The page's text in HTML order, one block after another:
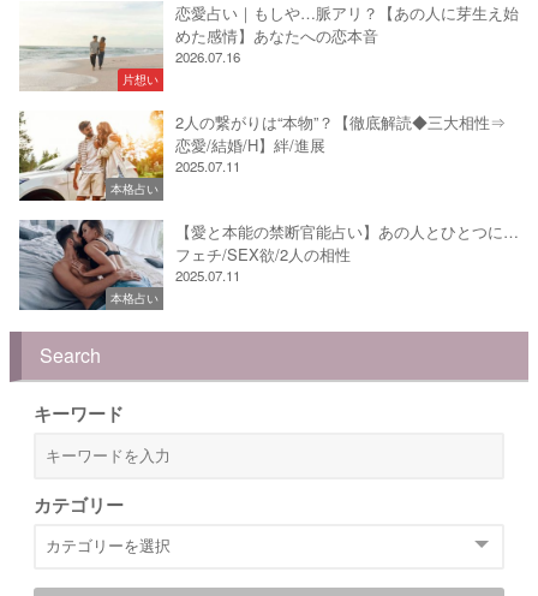
片想い
恋愛占い｜もしや…脈アリ？【あの人に芽生え始
めた感情】あなたへの恋本音
2026.07.16
本格占い
2人の繋がりは“本物”？【徹底解読◆三大相性⇒
恋愛/結婚/H】絆/進展
2025.07.11
本格占い
【愛と本能の禁断官能占い】あの人とひとつに…
フェチ/SEX欲/2人の相性
2025.07.11
Search
キーワード
カテゴリー